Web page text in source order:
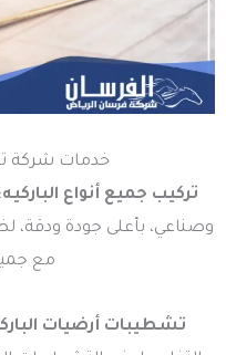
خدمات شركة
تركيب جميع أنواع الباركيه
وصناعي، بأعلى جودة ودقة،
مع
تشطيبات أرضيات